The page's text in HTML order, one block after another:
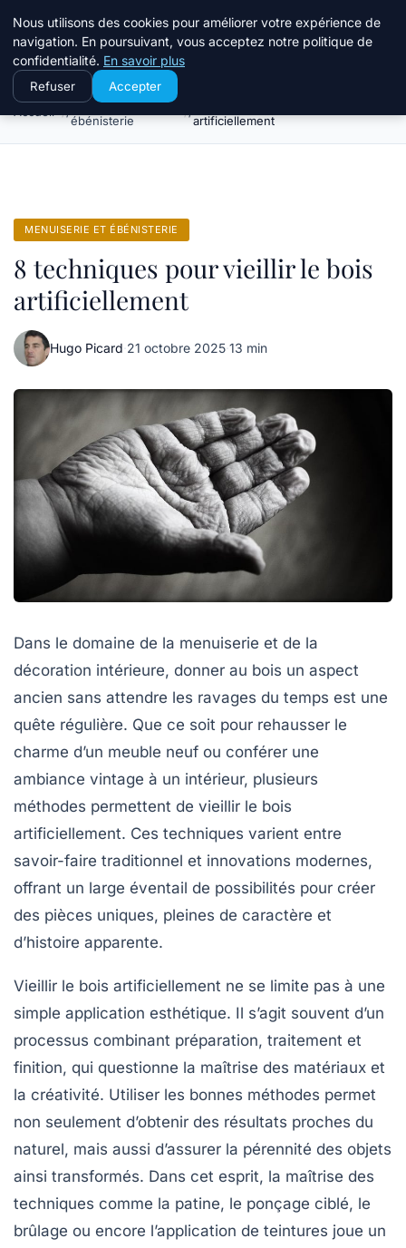
Le Temps Des Travaux
Menuiserie et
ébénisterie
artificiellement
MENUISERIE ET ÉBÉNISTERIE
8 techniques pour vieillir le bois
artificiellement
Hugo Picard·21 octobre 2025·13 min
Dans le domaine de la menuiserie et de la
décoration intérieure, donner au bois un aspect
ancien sans attendre les ravages du temps est une
quête régulière. Que ce soit pour rehausser le
charme d’un meuble neuf ou conférer une
ambiance vintage à un intérieur, plusieurs
méthodes permettent de vieillir le bois
artificiellement. Ces techniques varient entre
savoir-faire traditionnel et innovations modernes,
offrant un large éventail de possibilités pour créer
des pièces uniques, pleines de caractère et
d’histoire apparente.
Vieillir le bois artificiellement ne se limite pas à une
simple application esthétique. Il s’agit souvent d’un
processus combinant préparation, traitement et
finition, qui questionne la maîtrise des matériaux et
la créativité. Utiliser les bonnes méthodes permet
non seulement d’obtenir des résultats proches du
naturel, mais aussi d’assurer la pérennité des objets
ainsi transformés. Dans cet esprit, la maîtrise des
techniques comme la patine, le ponçage ciblé, le
brûlage ou encore l’application de teintures joue un
Nous utilisons des cookies pour améliorer votre expérience de
navigation. En poursuivant, vous acceptez notre politique de
confidentialité. En savoir plus
Refuser Accepter